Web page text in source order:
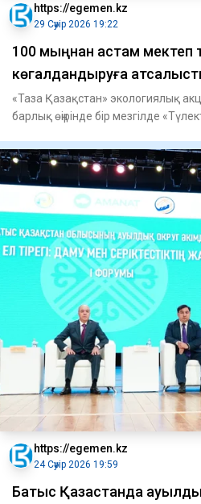
https://egemen.kz
29 Сәуір 2026 19:22
100 мыңнан астам мектеп
көгалдандыруға
«Таза Қазақстан» экологиялық
барлық өңірінде бір мезгілде
https://egemen.kz
24 Сәуір 2026 19:59
Батыс Қазақстанда